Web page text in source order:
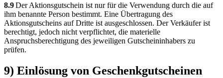
8.9Der Aktionsgutschein ist nur für die Verwendung durch die auf
ihm benannte Person bestimmt. Eine Übertragung des
Aktionsgutscheins auf Dritte ist ausgeschlossen. Der Verkäufer ist
berechtigt, jedoch nicht verpflichtet, die materielle
Anspruchsberechtigung des jeweiligen Gutscheininhabers zu
prüfen.
9) Einlösung von Geschenkgutscheinen